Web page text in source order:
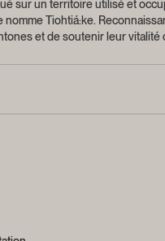
sur un territoire utilisé et
Tiohtiá:ke.
et de soutenir leur